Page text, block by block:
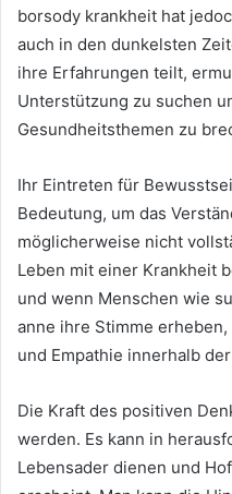
borsody krankheit hat
auch in den dunkelsten
ihre Erfahrungen teilt,
Unterstützung zu suchen
Gesundheitsthemen zu
Ihr Eintreten für
Bedeutung, um das
möglicherweise nicht
Leben mit einer Krankheit
und wenn Menschen wie
anne ihre Stimme
und Empathie innerhalb
Die Kraft des positiven
werden. Es kann in
Lebensader dienen und